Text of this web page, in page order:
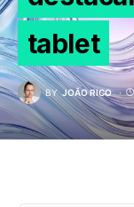
tablet
BY JOÃO RICO